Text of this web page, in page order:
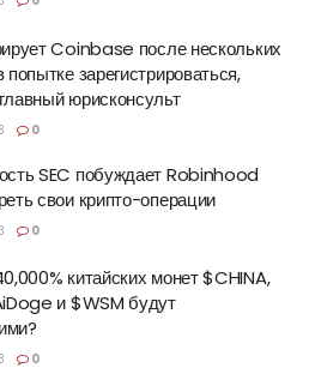
Coinbase после нескольких
зарегистрироваться,
юрисконсульт
0
SEC побуждает Robinhood
свои крипто-операции
0
китайских монет $CHINA,
и $WSM будут
0